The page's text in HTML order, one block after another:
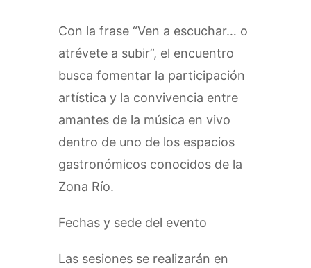
Con la frase “Ven a escuchar… o
atrévete a subir”, el encuentro
busca fomentar la participación
artística y la convivencia entre
amantes de la música en vivo
dentro de uno de los espacios
gastronómicos conocidos de la
Zona Río.
Fechas y sede del evento
Las sesiones se realizarán en